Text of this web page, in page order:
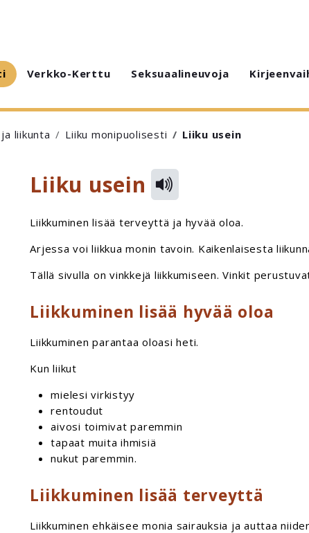
Verkko-Kerttu Seksuaalineuvoja
liikunta Liiku monipuolisesti Liiku usein
Liiku usein
Liikkuminen lisää terveyttä ja hyvää oloa.
Arjessa voi liikkua monin tavoin. Kaikenlaisesta
Tällä sivulla on vinkkejä liikkumiseen. Vinkit
Liikkuminen lisää hyvää oloa
Liikkuminen parantaa oloasi heti.
Kun liikut
mielesi virkistyy
rentoudut
aivosi toimivat paremmin
tapaat muita ihmisiä
nukut paremmin.
Liikkuminen lisää terveyttä
Liikkuminen ehkäisee monia sairauksia ja auttaa